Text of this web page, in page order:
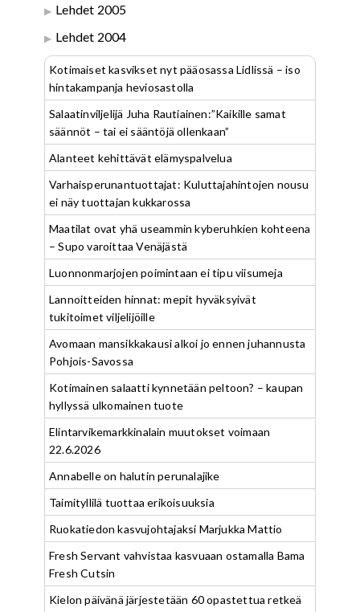
Lehdet 2005
Lehdet 2004
Kotimaiset kasvikset nyt pääosassa Lidlissä – iso
hintakampanja heviosastolla
Salaatinviljelijä Juha Rautiainen:”Kaikille samat
säännöt – tai ei sääntöjä ollenkaan”
Alanteet kehittävät elämyspalvelua
Varhaisperunantuottajat: Kuluttajahintojen nousu
ei näy tuottajan kukkarossa
Maatilat ovat yhä useammin kyberuhkien kohteena
– Supo varoittaa Venäjästä
Luonnonmarjojen poimintaan ei tipu viisumeja
Lannoitteiden hinnat: mepit hyväksyivät
tukitoimet viljelijöille
Avomaan mansikkakausi alkoi jo ennen juhannusta
Pohjois-Savossa
Kotimainen salaatti kynnetään peltoon? – kaupan
hyllyssä ulkomainen tuote
Elintarvikemarkkinalain muutokset voimaan
22.6.2026
Annabelle on halutin perunalajike
Taimityllilä tuottaa erikoisuuksia
Ruokatiedon kasvujohtajaksi Marjukka Mattio
Fresh Servant vahvistaa kasvuaan ostamalla Bama
Fresh Cutsin
Kielon päivänä järjestetään 60 opastettua retkeä